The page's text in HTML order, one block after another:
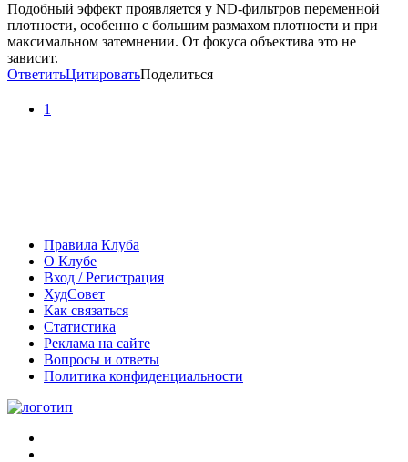
Подобный эффект проявляется у ND-фильтров переменной
плотности, особенно с большим размахом плотности и при
максимальном затемнении. От фокуса объектива это не
зависит.
ОтветитьЦитироватьПоделиться
1
Правила Клуба
О Клубе
Вход / Регистрация
ХудСовет
Как связаться
Статистика
Реклама на сайте
Вопросы и ответы
Политика конфиденциальности